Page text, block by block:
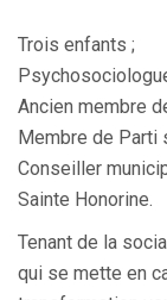
Trois enfants ;
Ancien membre
Membre de Parti
Conseiller
Sainte Honorine.
Tenant de la
qui se mette en